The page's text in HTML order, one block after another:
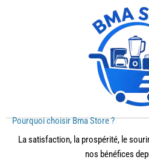
Pourquoi choisir Bma Store ?
La satisfaction, la prospérité, le
nos bénéfices